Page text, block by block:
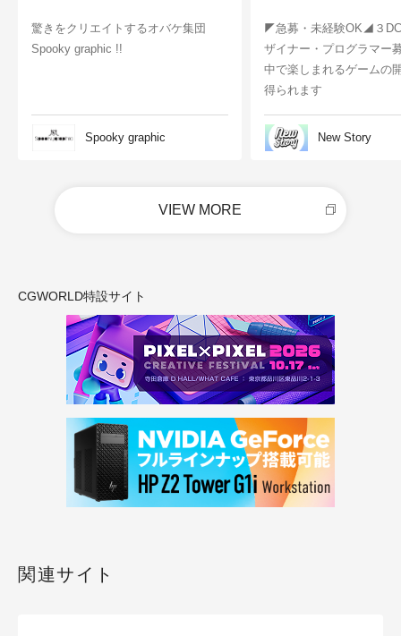
驚きをクリエイトするオバケ集団
Spooky graphic !!
Spooky graphic
◤急募・未経験OK◢３
ザイナー・プログラマー
中で楽しまれるゲームの
得られます
New Story
VIEW MORE
CGWORLD特設サイト
関連サイト